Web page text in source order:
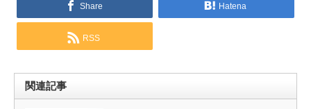
Share Hatena
RSS
関連記事